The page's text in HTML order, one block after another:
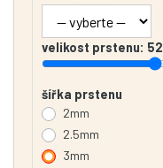
velikost prstenu: 52
šířka prstenu
2mm
2.5mm
3mm